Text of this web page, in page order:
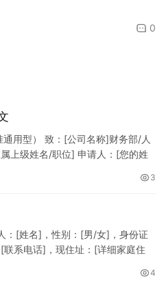
0
用型） 致：[公司名称]财务部/人
上级姓名/职位] 申请人：[您的姓
3
：[姓名]，性别：[男/女]，身份证
系电话]，现住址：[详细家庭住
4